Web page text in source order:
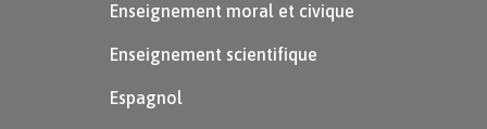
Enseignement moral et civique
Enseignement scientifique
Espagnol